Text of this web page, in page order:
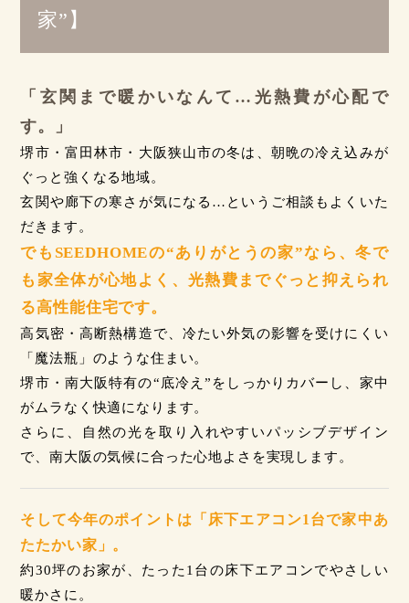
家”】
「玄関まで暖かいなんて…光熱費が心配で
す。」
堺市・富田林市・大阪狭山市の冬は、朝晩の冷え込みが
ぐっと強くなる地域。
玄関や廊下の寒さが気になる…というご相談もよくいた
だきます。
でもSEEDHOMEの“ありがとうの家”なら、冬で
も家全体が心地よく、光熱費までぐっと抑えられ
る高性能住宅です。
高気密・高断熱構造で、冷たい外気の影響を受けにくい
「魔法瓶」のような住まい。
堺市・南大阪特有の“底冷え”をしっかりカバーし、家中
がムラなく快適になります。
さらに、自然の光を取り入れやすいパッシブデザイン
で、南大阪の気候に合った心地よさを実現します。
そして今年のポイントは「床下エアコン1台で家中あ
たたかい家」。
約30坪のお家が、たった1台の床下エアコンでやさしい
暖かさに。